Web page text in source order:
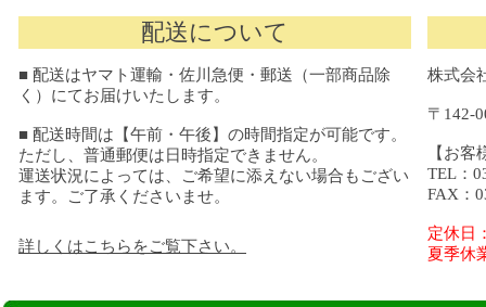
配送について
■ 配送はヤマト運輸・佐川急便・郵送（一部商品除
く）にてお届けいたします。
■ 配送時間は【午前・午後】の時間指定が可能です。
ただし、普通郵便は日時指定できません。
運送状況によっては、ご希望に添えない場合もござい
ます。ご了承くださいませ。
詳しくはこちらをご覧下さい。
株式会
〒142-
【お客
TEL：
FAX：
定休日
夏季休